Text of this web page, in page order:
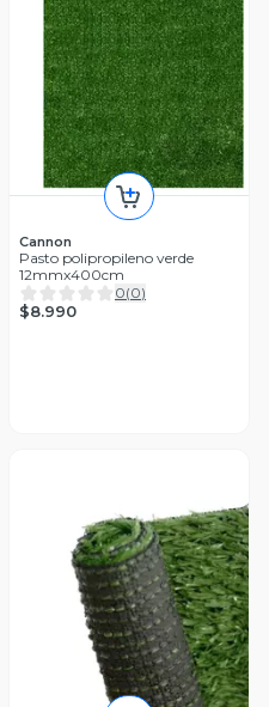
Cannon
Pasto polipropileno verde
12mmx400cm
0(0)
$8.990